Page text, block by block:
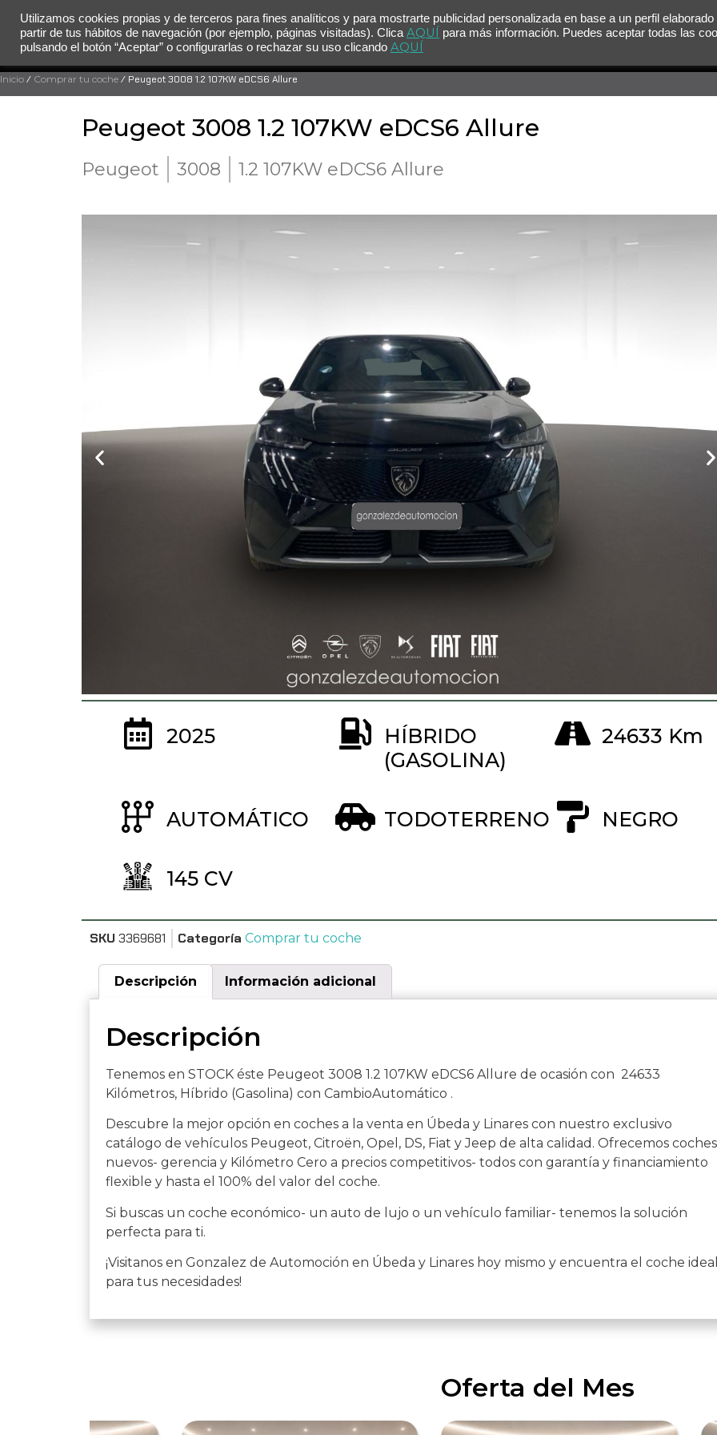
MENÚ
Inicio / Comprar tu coche / Peugeot 3008 1.2 107KW eDCS6 Allure
Peugeot 3008 1.2 107KW eDCS6 Allure
Peugeot 3008 1.2 107KW eDCS6 Allure
2025
HÍBRIDO
(GASOLINA)
24633 Km
AUTOMÁTICO TODOTERRENO NEGRO
145 CV
SKU 3369681 Categoría Comprar tu coche
Descripción Información adicional
Descripción
Tenemos en STOCK éste Peugeot 3008 1.2 107KW eDCS6 Allure de ocasión con 24633
Kilómetros, Híbrido (Gasolina) con CambioAutomático .
Descubre la mejor opción en coches a la venta en Úbeda y Linares con nuestro exclusivo
catálogo de vehículos Peugeot, Citroën, Opel, DS, Fiat y Jeep de alta calidad. Ofrecemos coches
nuevos- gerencia y Kilómetro Cero a precios competitivos- todos con garantía y financiamiento
flexible y hasta el 100% del valor del coche.
Si buscas un coche económico- un auto de lujo o un vehículo familiar- tenemos la solución
perfecta para ti.
¡Visitanos en Gonzalez de Automoción en Úbeda y Linares hoy mismo y encuentra el coche
para tus necesidades!
Oferta del Mes
Utilizamos cookies propias y de terceros para fines analíticos y para mostrarte publicidad personalizada en base a un perfil elaborado
partir de tus hábitos de navegación (por ejemplo, páginas visitadas). Clica AQUÍ para más información. Puedes aceptar todas las
pulsando el botón “Aceptar” o configurarlas o rechazar su uso clicando AQUÍ